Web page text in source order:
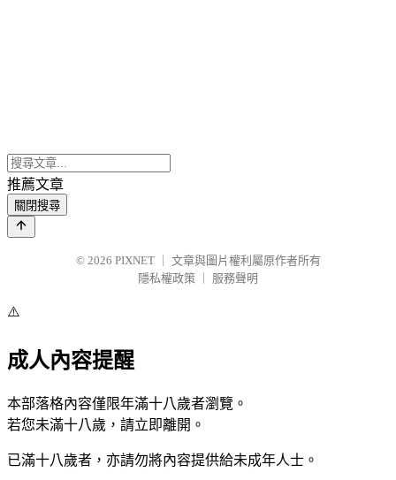
推薦文章
關閉搜尋
© 2026 PIXNET
文章與圖片權利屬原作者所有
隱私權政策
服務聲明
⚠️
成人內容提醒
本部落格內容僅限年滿十八歲者瀏覽。
若您未滿十八歲，請立即離開。
已滿十八歲者，亦請勿將內容提供給未成年人士。